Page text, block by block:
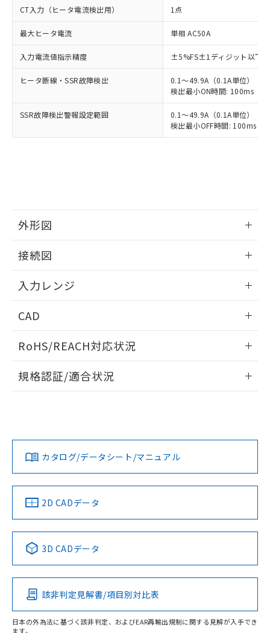
CT入力（ヒータ電流検出用） 1点
最大ヒータ電流 単相 AC50A
入力電流値指示精度 ±5%FS±1ディジット以下
ヒータ断線・SSR故障検出
0.1～49.9A（0.1A単位）
検出最小ON時間: 100ms（
SSR故障検出警報設定範囲
0.1～49.9A（0.1A単位）
検出最小OFF時間: 100ms（
外形図
接続図
入力レンジ
CAD
ドすることができます。
ログイン/会員登録
ダウンロードデータをご利用いただく前に、以下を必ずお読
みください。
ソフトウェアの使用条件
RoHS/REACH対応状況
EU RoHS 注意事項・凡例
対応済み
中国 RoHS 注意事項・凡例
Pb Hg Cd Cr(VI)
O
規格認証/適合状況
LR型式承認
（イギリス
船舶規格）
DNV型式承認
（ノルウェー
BV型式承認
（フランス
KR型式
（韓国
Yes No No No
この製品の規格認証/適合状況ページへ
その他の認証はこちらのページからご検索ください
カタログ/データシート/マニュアル
2D CADデータ
3D CADデータ
該非判定見解書/項目別対比表
日本の外為法に基づく該非判定、およびEAR再輸出規制に関する見解が入手でき
ます。